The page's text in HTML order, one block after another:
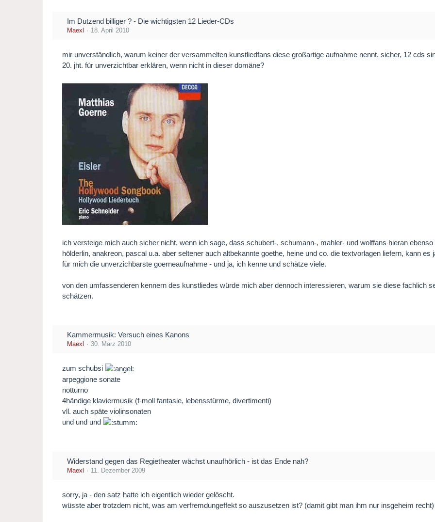
Im Dutzend billiger ? - Die wichtigsten 12 Lieder-CDs
Maexl 18. April 2010
mir unverständlich, warum keiner der versammelten kunstliedfans diese großartige aufnahme nennt. sicher, 12 cds
20. jht. für unverzichtbar erklären, wenn nicht in dieser domäne?
ich versteige mich auch sicher nicht, wenn ich sage, dass schubert-, schumann-, mahler- und wolffans hieran
hölderlin, anakreon, pascal u.a. aber seltener auch altbekannte goethe, heine und co. die textvorlagen liefern, kann es
für mich die unverzichbarste goerneaufnahme - und ja, ich kenne und schätze viele.
von den umfassenderen kennern des kunstliedes würde mich aber dennoch interessieren, warum sie diese fachlich
schätzen.
Kammermusik: Versuch eines Kanons
Maexl 30. März 2010
zum schubsi
arpeggione sonate
notturno
4händige klaviermusik (f-moll fantasie, lebensstürme, divertimenti)
vll. auch späte violinsonaten
und und und
Widerstand gegen das Regietheater wächst unaufhörlich - ist das Ende nah?
Maexl 11. Dezember 2009
sorry, ja - den satz hatte ich eigentlich wieder gelöscht.
wüsste aber trotzdem nicht, was am verfremdungeffekt so auszusetzen ist? (damit gibt man ihm nur insgeheim recht)